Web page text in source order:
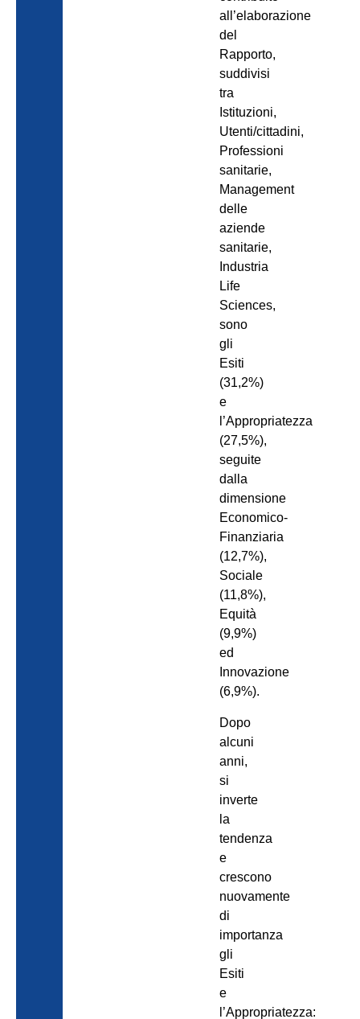
all’elaborazione
del
Rapporto,
suddivisi
tra
Istituzioni,
Utenti/cittadini,
Professioni
sanitarie,
Management
delle
aziende
sanitarie,
Industria
Life
Sciences,
sono
gli
Esiti
(31,2%)
e
l’Appropriatezza
(27,5%),
seguite
dalla
dimensione
Economico-
Finanziaria
(12,7%),
Sociale
(11,8%),
Equità
(9,9%)
ed
Innovazione
(6,9%).
Dopo
alcuni
anni,
si
inverte
la
tendenza
e
crescono
nuovamente
di
importanza
gli
Esiti
e
l’Appropriatezza: